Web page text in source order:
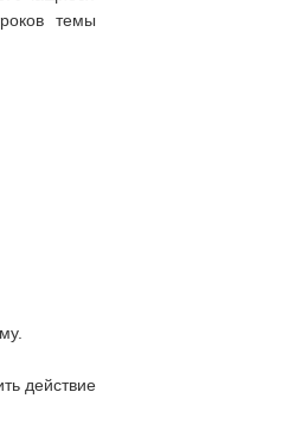
темы
действие